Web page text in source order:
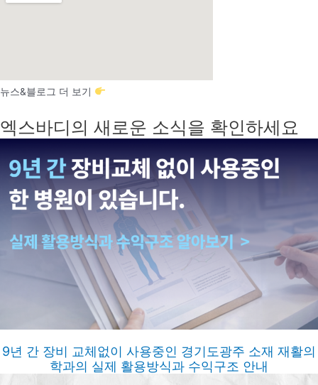
뉴스&블로그 더 보기
엑스바디의 새로운 소식을 확인하세요
9년 간 장비 교체없이 사용중인 경기도광주 소재 재활의
학과의 실제 활용방식과 수익구조 안내